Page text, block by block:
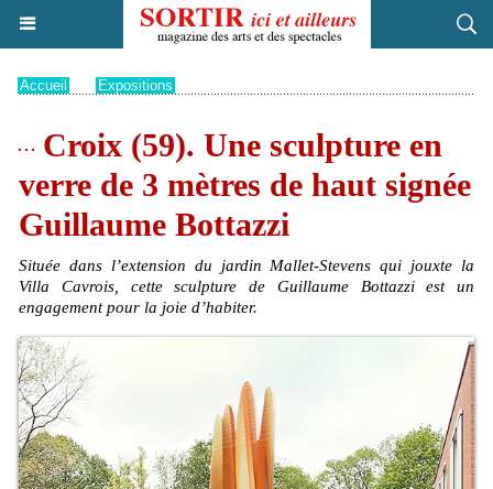
Accueil Expositions
Croix (59). Une sculpture en
verre de 3 mètres de haut signée
Guillaume Bottazzi
Située dans l’extension du jardin Mallet-Stevens qui jouxte la
Villa Cavrois, cette sculpture de Guillaume Bottazzi est un
engagement pour la joie d’habiter.